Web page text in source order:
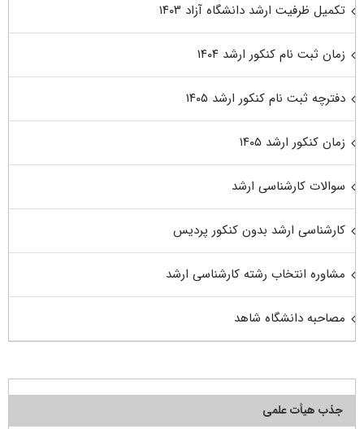
تکمیل ظرفیت ارشد دانشگاه آزاد ۱۴۰۳
زمان ثبت نام کنکور ارشد ۱۴۰۴
دفترچه ثبت نام کنکور ارشد ۱۴۰۵
زمان کنکور ارشد ۱۴۰۵
سوالات کارشناسی ارشد
کارشناسی ارشد بدون کنکور پردیس
مشاوره انتخاب رشته کارشناسی ارشد
مصاحبه دانشگاه شاهد
جذب هیأت علمی